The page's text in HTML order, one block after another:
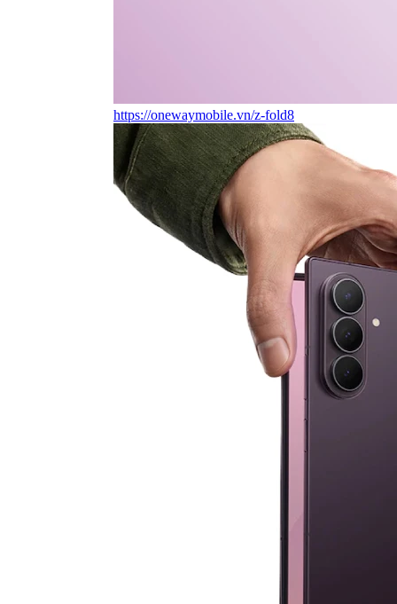
https://onewaymobile.vn/z-fold8